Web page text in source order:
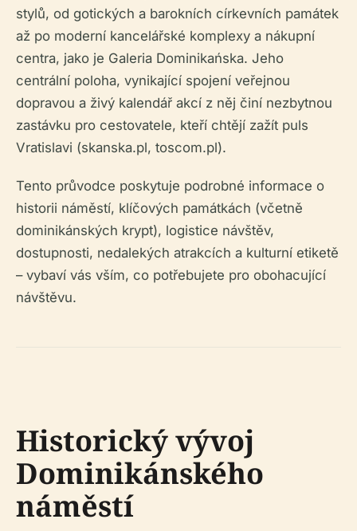
stylů, od gotických a barokních církevních památek
až po moderní kancelářské komplexy a nákupní
centra, jako je Galeria Dominikańska. Jeho
centrální poloha, vynikající spojení veřejnou
dopravou a živý kalendář akcí z něj činí nezbytnou
zastávku pro cestovatele, kteří chtějí zažít puls
Vratislavi (skanska.pl, toscom.pl).
Tento průvodce poskytuje podrobné informace o
historii náměstí, klíčových památkách (včetně
dominikánských krypt), logistice návštěv,
dostupnosti, nedalekých atrakcích a kulturní etiketě
– vybaví vás vším, co potřebujete pro obohacující
návštěvu.
Historický vývoj
Dominikánského
náměstí